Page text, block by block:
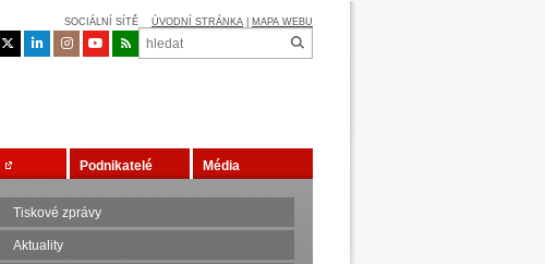
SOCIÁLNÍ SÍTĚ ÚVODNÍ STRÁNKA MAPA WEBU
Podnikatelé Média
Tiskové zprávy
Aktuality